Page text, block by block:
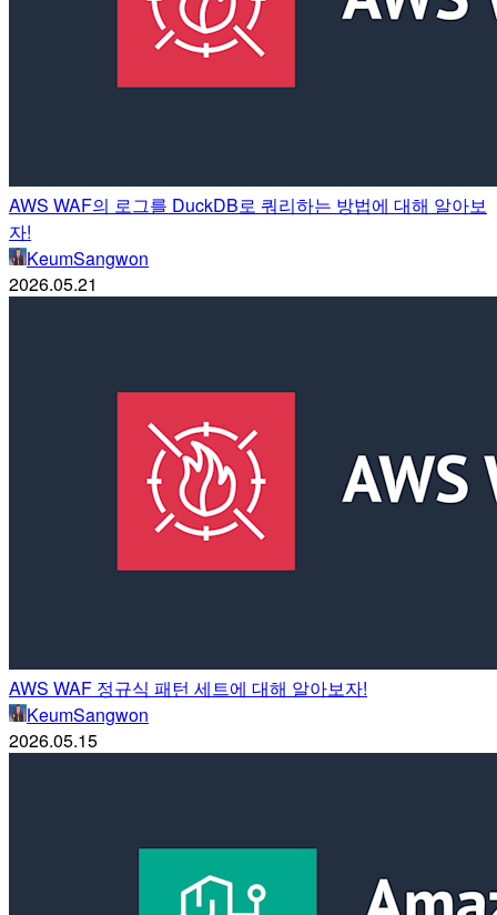
AWS WAF의 로그를 DuckDB로 쿼리하는 방법에 대해 알아보
자!
KeumSangwon
2026.05.21
AWS WAF 정규식 패턴 세트에 대해 알아보자!
KeumSangwon
2026.05.15